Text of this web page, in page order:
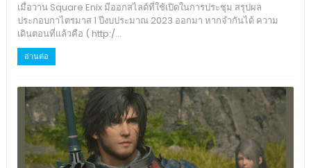
เมื่อวาน Square Enix มีออกสไลด์ที่ใช้เปิดในการประชุม สรุปผล
ประกอบกาไตรมาส 1 ปีงบประมาณ 2023 ออกมา หากจำกันได้ ความ
เดินตอนที่แล้วคือ ( http:/...
อ่านต่อ